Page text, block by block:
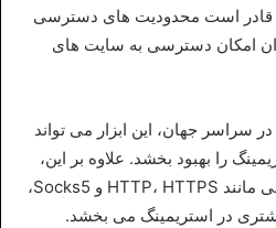
قادر است محدودیت‌ های دسترسی
امکان دسترسی به سایت‌ های
سراسر جهان، این ابزار می‌ تواند
را بهبود بخشد. علاوه بر این،
پشتیبانی از پروتکل‌ های متنوعی مانند HTTP، HTTPS و Socks5،
در استریمینگ می‌ بخشد.